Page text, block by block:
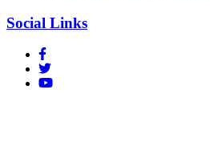
Social Links